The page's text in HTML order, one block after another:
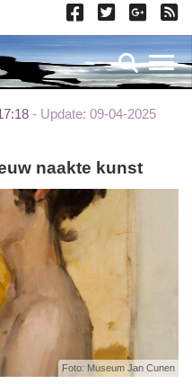
Update: 09-04-2025
naakte kunst
Foto: Museum Jan Cunen